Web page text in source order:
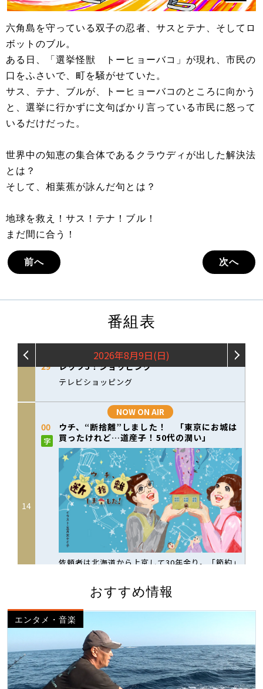
六角島を守っている双子の忍者、サスとテナ、そしてロ
ボットのブル。
ある日、「選挙怪獣 トーヒョーバコ」が現れ、市民の
口をふさいで、町を騒がせていた。
サス、テナ、ブルが、トーヒョーバコのところに向かう
と、選挙に行かずに文句ばかり言っている市民に怒って
いるだけだった。
世界中の知恵の集合体であるクラウディが出した解決法
とは？
そして、相葉蕉が詠んだ句とは？
地球を救え！サス！テナ！ブル！
まだ間に合う！
前へ 次へ
番組表
おすすめ情報
エンタメ・音楽